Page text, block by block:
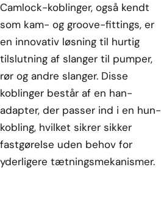
Camlock-koblinger, også kendt
som kam- og groove-fittings, er
en innovativ løsning til hurtig
tilslutning af slanger til pumper,
rør og andre slanger. Disse
koblinger består af en han-
adapter, der passer ind i en hun-
kobling, hvilket sikrer sikker
fastgørelse uden behov for
yderligere tætningsmekanismer.